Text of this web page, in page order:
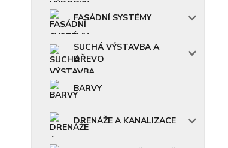
FASÁDNÍ SYSTÉMY
SUCHÁ VÝSTAVBA A
DŘEVO
BARVY
DRENÁŽE A KANALIZACE